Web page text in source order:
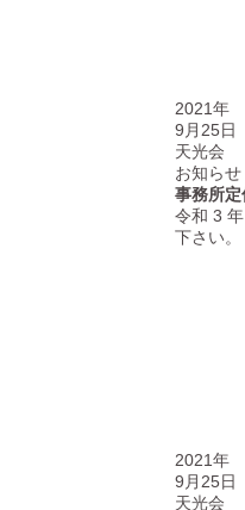
2021年
9月25日
天光会
お知らせ
事務所
令和 3
下さい。
2021年
9月25日
天光会